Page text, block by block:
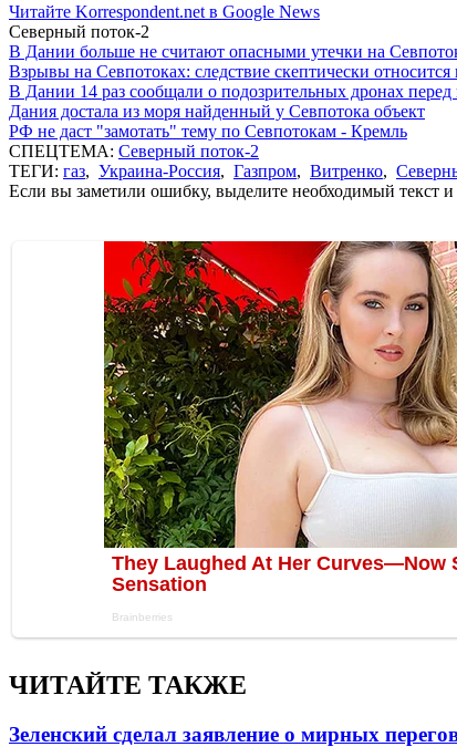
Читайте Korrespondent.net в Google News
Северный поток-2
В Дании больше не считают опасными утечки на
Взрывы на Севпотоках: следствие скептически
В Дании 14 раз сообщали о подозрительных дронах
Дания достала из моря найденный у Севпотока объект
РФ не даст "замотать" тему по Севпотокам - Кремль
СПЕЦТЕМА: Северный поток-2
ТЕГИ: газ, Украина-Россия, Газпром, Витренко,
Если вы заметили ошибку, выделите необходимый текст
ЧИТАЙТЕ ТАКЖЕ
Зеленский сделал заявление о мирных